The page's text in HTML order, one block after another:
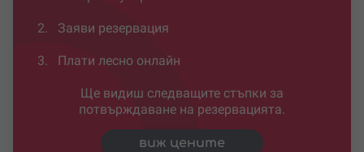
2. Заяви резервация
3. Плати лесно онлайн
Ще видиш следващите стъпки за
потвърждаване на резервацията.
виж цените